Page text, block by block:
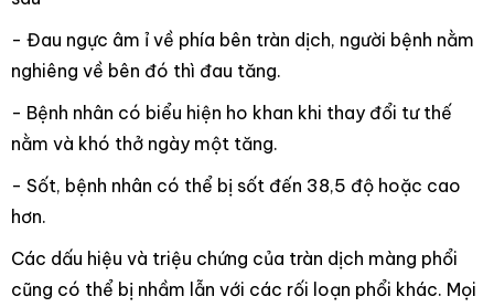
- Đau ngực âm ỉ về phía bên tràn dịch, người bệnh nằm
nghiêng về bên đó thì đau tăng.
- Bệnh nhân có biểu hiện ho khan khi thay đổi tư thế
nằm và khó thở ngày một tăng.
- Sốt, bệnh nhân có thể bị sốt đến 38,5 độ hoặc cao
hơn.
Các dấu hiệu và triệu chứng của tràn dịch màng phổi
cũng có thể bị nhầm lẫn với các rối loạn phổi khác. Mọi